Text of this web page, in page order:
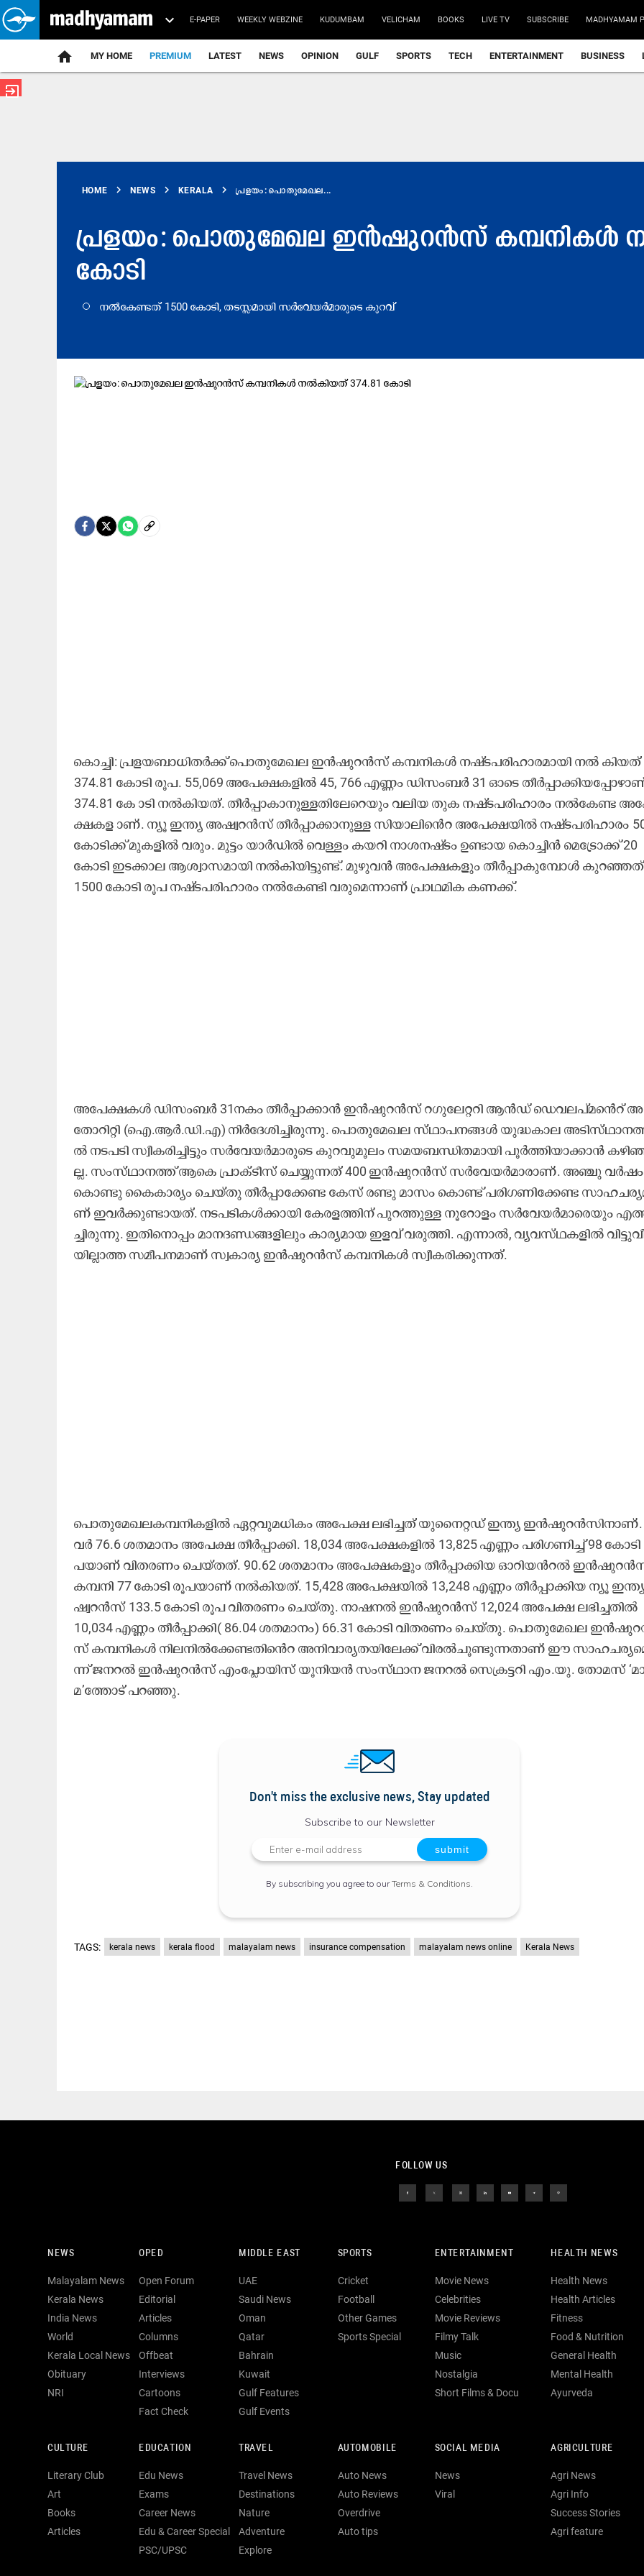
E-PAPER WEEKLY WEBZINE KUDUMBAM VELICHAM BOOKS LIVE TV SUBSCRIBE MADHYAMAM
home MY HOME PREMIUM LATEST NEWS OPINION GULF SPORTS TECH ENTERTAINMENT BUSINESS
exit_to_app
HOME chevron_right NEWS chevron_right KERALA chevron_right പ്രളയം: പൊതുമേഖല...
പ്രളയം: പൊതുമേഖല ഇൻഷുറൻസ്​ കമ്പനികൾ
കോടി
നൽകേണ്ടത്​ 1500 കോടി, തടസ്സമായി സർവേയർമാരുടെ കുറവ്​
കൊ​ച്ചി: പ്ര​ള​യ​ബാ​ധി​ത​ർ​ക്ക്​ പൊ​തു​മേ​ഖ​ല ഇ​ൻ​ഷു​റ​ൻ​സ്​ ക​മ്പ​നി​ക​ൾ ന​ഷ്​​ട​പ​രി​ഹാ​ര​മാ​യി ന​ൽ ​കി​യ​ത്​
374.81 ​കോ​ടി രൂ​പ. 55,069 അ​പേ​ക്ഷ​ക​ളി​ൽ 45, 766 എ​ണ്ണം ഡി​സം​ബ​ർ 31 ഒാ​ടെ
374.81 കേ ാ​ടി ന​ൽ​കി​യ​ത്. തീ​ർ​പ്പാ​കാ​നു​ള്ള​തി​ലേ​റെ​യും വ​ലി​യ തു​ക ന​ഷ്​​ട​പ​രി​ഹാ​രം ന​ൽ​കേ​ണ്ട
ക്ഷ​ക​ള ാ​ണ്. ന്യൂ ​ഇ​ന്ത്യ അ​ഷ്വ​റ​ൻ​സ്​ തീ​ർ​പ്പാ​ക്കാ​നു​ള്ള സി​യാ​ലി​​​​െൻറ അ​പേ​ക്ഷ​യി​ൽ ന​ഷ്​​ട​പ​രി​ഹാ​രം
കോ​ടി​ക്ക്​ മു​ക​ളി​ൽ വ​രും. മു​ട്ടം യാ​ർ​ഡി​ൽ വെ​ള്ളം ക​യ​റി നാ​ശ​ന​ഷ്​​ടം ഉ​ണ്ടാ​യ കൊ​ച്ചി​ൻ മെ​ട്രോ​ക്ക്​ 20
കോ​ടി ഇ​ട​ക്കാ​ല ആ​ശ്വാ​സ​മാ​യി ന​ൽ​കി​യി​ട്ടു​ണ്ട്. മു​ഴു​വ​ൻ അ​പേ​ക്ഷ​ക​ളും തീ​ർ​പ്പാ​കു​േ​മ്പാ​ൾ കു​റ​ഞ്ഞ​ത്​
1500 കോ​ടി രൂ​പ ന​ഷ്​​ട​പ​രി​ഹാ​രം ന​ൽ​കേ​ണ്ടി വ​രു​മെ​ന്നാ​ണ്​ പ്രാ​ഥ​മി​ക ക​ണ​ക്ക്.
അ​പേ​ക്ഷ​ക​ൾ ഡി​സം​ബ​ർ 31ന​കം തീ​ർ​പ്പാ​ക്കാ​ൻ ഇ​ൻ​ഷ​ു​റ​ൻ​സ്​ റ​ഗു​ലേ​റ്റ​റി ആ​ൻ​ഡ് ​െഡ​വ​ല​പ്മ​​​െൻറ്​ അ​
തോ​റി​റ്റി (ഐ.​ആ​ർ.​ഡി.​എ) നി​ർ​ദേ​ശി​ച്ചി​രു​ന്നു. പൊ​തു​മേ​ഖ​ല സ്​​ഥാ​പ​ന​ങ്ങ​ൾ യു​ദ്ധ​കാ​ല
ൽ ന​ട​പ​ടി സ്വീ​ക​രി​ച്ചി​ട്ടും സ​ർ​വേ​യ​ർ​മാ​രു​ടെ കു​റ​വു​മൂ​ലം സ​മ​യ​ബ​ന്ധി​ത​മാ​യി പൂ​ർ​ത്തി​യാ​ക്കാ​ൻ
ല്ല. സം​സ്​​ഥാ​ന​ത്ത് ആ​കെ പ്രാ​ക്ടീ​സ്​ ചെ​യ്യു​ന്ന​ത് 400 ഇ​ൻ​ഷു​റ​ൻ​സ്​ സ​ർ​വേ​യ​ർ​മാ​രാ​ണ്. അ​ഞ്ചു വ​ർ​ഷം
കൊ​ണ്ടു കൈ​കാ​ര്യം ചെ​യ്​​തു തീ​ർ​പ്പാ​ക്കേ​ണ്ട കേ​സ്​ ര​ണ്ടു മാ​സം കൊ​ണ്ട്​ പ​രി​ഗ​ണി​ക്കേ​ണ്ട
ണ്​ ഇ​വ​ർ​ക്കു​ണ്ടാ​യ​ത്. ന​ട​പ​ടി​ക​ൾ​ക്കാ​യി കേ​ര​ള​ത്തി​ന്​ പു​റ​ത്തു​ള്ള നൂ​റോ​ളം സ​ർ​വേ​യ​ർ​മാ​രെ​യും
ച്ചി​രു​ന്നു. ഇ​തി​നൊ​പ്പം മാ​ന​ദ​ണ്ഡ​ങ്ങ​ളി​ലും കാ​ര്യ​മാ​യ ഇ​ള​വ്​ വ​രു​ത്തി. എ​ന്നാ​ൽ, വ്യ​വ​സ്​​ഥ​ക​ളി​ൽ
യി​ല്ലാ​ത്ത സ​മീ​പ​ന​മാ​ണ്​ സ്വ​കാ​ര്യ ഇ​ൻ​ഷു​റ​ൻ​സ്​ ക​മ്പ​നി​ക​ൾ സ്വീ​ക​രി​ക്കു​ന്ന​ത്.
പൊ​തു​മേ​ഖ​ല​ക​മ്പ​നി​ക​ളി​ൽ ഏ​റ്റ​വു​മ​ധി​കം​ അ​പേ​ക്ഷ ല​ഭി​ച്ച​ത്​ യു​നൈ​റ്റ​ഡ് ഇ​ന്ത്യ
വ​ർ 76.6 ശ​ത​മാ​നം അ​പേ​ക്ഷ തീ​ർ​പ്പാ​ക്കി. 18,034 അ​പേ​ക്ഷ​ക​ളി​ൽ 13,825 എ​ണ്ണം പ​രി​ഗ​ണി​ച്ച്​ 98
പ​യാ​ണ്​ വി​ത​ര​ണം ചെ​യ്ത​ത്. 90.62 ശ​ത​മാ​നം അ​പേ​ക്ഷ​ക​ളും തീ​ർ​പ്പാ​ക്കി​യ ഓ​റി​യ​ൻ​റ​ൽ
ക​മ്പ​നി 77 കോ​ടി രൂ​പ​യാ​ണ്​ ന​ൽ​കി​യ​ത്. 15,428 അ​പേ​ക്ഷ​യി​ൽ 13,248 എ​ണ്ണം തീ​ർ​പ്പാ​ക്കി​യ ന്യൂ
ഷ്വ​റ​ൻ​സ്​ 133.5 കോ​ടി രൂ​പ വി​ത​ര​ണം ചെ​യ്തു. ​നാ​ഷ​ന​ൽ ഇ​ൻ​ഷു​റ​ൻ​സ്​ 12,024 അ​പേ​ക്ഷ ല​ഭി​ച്ച​തി​ൽ
10,034 എ​ണ്ണം തീ​ർ​പ്പാ​ക്കി( 86.04 ശ​ത​മാ​നം) 66.31 കോ​ടി വി​ത​ര​ണം ചെ​യ്​​തു. പൊ​തു​മേ​ഖ​ല
സ്​ ക​മ്പ​നി​ക​ൾ നി​ല​നി​ൽ​ക്കേ​ണ്ട​തി​​​​െൻറ അ​നി​വാ​ര്യ​ത​യി​ലേ​ക്ക്​ വി​ര​ൽ​ചൂ​ണ്ടു​ന്ന​താ​ണ്​ ഇൗ
ന്ന്​ ജ​ന​റ​ൽ ഇ​ൻ​ഷു​റ​ൻ​സ്​ എം​പ്ലോ​യി​സ്​ യൂ​നി​യ​ൻ സം​സ്​​ഥാ​ന ജ​ന​റ​ൽ സെ​ക്ര​ട്ട​റി എം.​യു. തോ​മ​സ്​
മ’​ത്തോ​ട്​ പ​റ​ഞ്ഞു.
Don't miss the exclusive news, Stay updated
Subscribe to our Newsletter
By subscribing you agree to ourTerms & Conditions
TAGS: kerala news kerala flood malayalam news insurance compensation malayalam news online Kerala News
FOLLOW US
NEWS
Malayalam News
Kerala News
India News
World
Kerala Local News
Obituary
NRI
OPED
Open Forum
Editorial
Articles
Columns
Offbeat
Interviews
Cartoons
Fact Check
MIDDLE EAST
UAE
Saudi News
Oman
Qatar
Bahrain
Kuwait
Gulf Features
Gulf Events
SPORTS
Cricket
Football
Other Games
Sports Special
ENTERTAINMENT
Movie News
Celebrities
Movie Reviews
Filmy Talk
Music
Nostalgia
Short Films & Docu
HEALTH NEWS
Health News
Health Articles
Fitness
Food & Nutrition
General Health
Mental Health
Ayurveda
CULTURE
Literary Club
Art
Books
Articles
EDUCATION
Edu News
Exams
Career News
Edu & Career Special
PSC/UPSC
TRAVEL
Travel News
Destinations
Nature
Adventure
Explore
AUTOMOBILE
Auto News
Auto Reviews
Overdrive
Auto tips
SOCIAL MEDIA
News
Viral
AGRICULTURE
Agri News
Agri Info
Success Stories
Agri feature